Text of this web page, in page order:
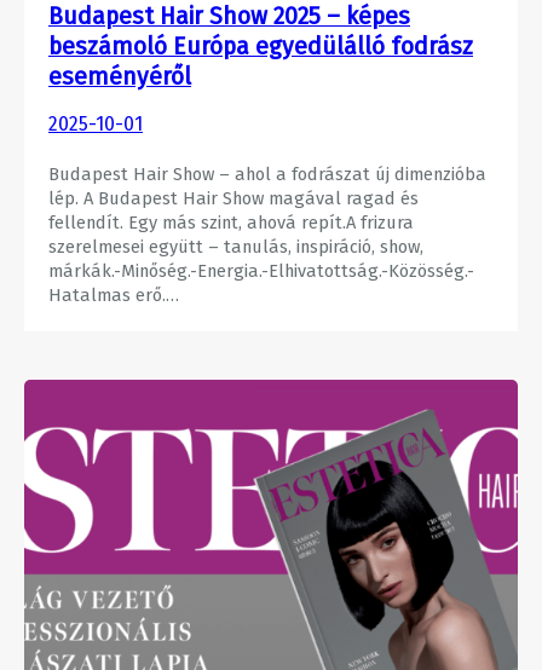
Budapest Hair Show 2025 – képes
beszámoló Európa egyedülálló fodrász
eseményéről
2025-10-01
Budapest Hair Show – ahol a fodrászat új dimenzióba
lép. A Budapest Hair Show magával ragad és
fellendít. Egy más szint, ahová repít.A frizura
szerelmesei együtt – tanulás, inspiráció, show,
márkák.-Minőség.-Energia.-Elhivatottság.-Közösség.-
Hatalmas erő.…